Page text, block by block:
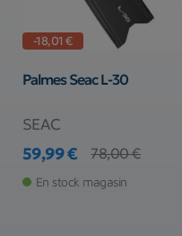
-18,01 €
Palmes Seac L-30
SEAC
Prix
59,99 €
Prix de base
78,00 €
En stock magasin